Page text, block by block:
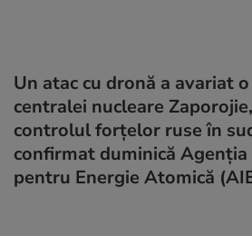
Un atac cu dronă a avariat
centralei nucleare
controlul forțelor ruse în
confirmat duminică
pentru Energie Atomică